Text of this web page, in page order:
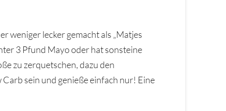
weniger lecker gemacht als „Matjes
3 Pfund Mayo oder hat sonsteine
zu zerquetschen, dazu den
sein und genieße einfach nur! Eine